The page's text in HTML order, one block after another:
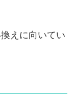
えに向いてい